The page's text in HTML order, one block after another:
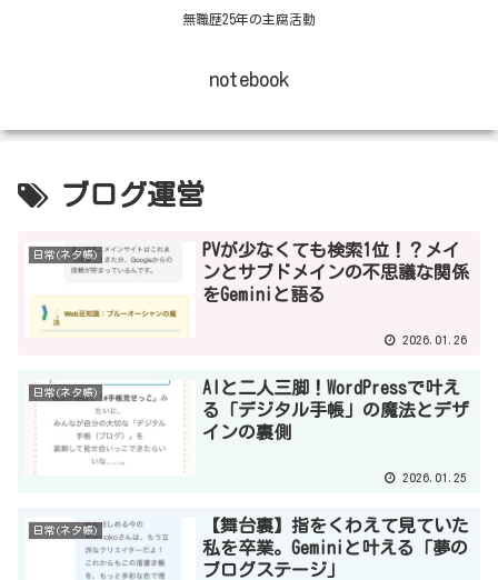
無職歴25年の主腐活動
notebook
ブログ運営
日常(ネタ帳)
PVが少なくても検索1位！？メイ
ンとサブドメインの不思議な関係
をGeminiと語る
2026.01.26
日常(ネタ帳)
AIと二人三脚！WordPressで叶え
る「デジタル手帳」の魔法とデザ
インの裏側
2026.01.25
日常(ネタ帳)
【舞台裏】指をくわえて見ていた
私を卒業。Geminiと叶える「夢の
ブログステージ」